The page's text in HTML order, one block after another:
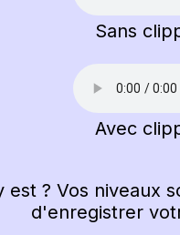
Sans
Avec
est ? Vos niveaux
d'enregistrer